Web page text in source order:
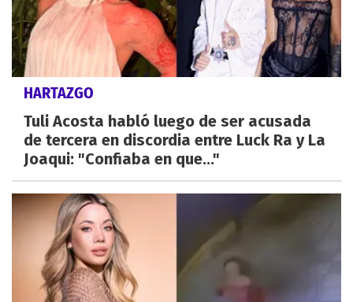
HARTAZGO
Tuli Acosta habló luego de ser acusada
de tercera en discordia entre Luck Ra y La
Joaqui: "Confiaba en que..."